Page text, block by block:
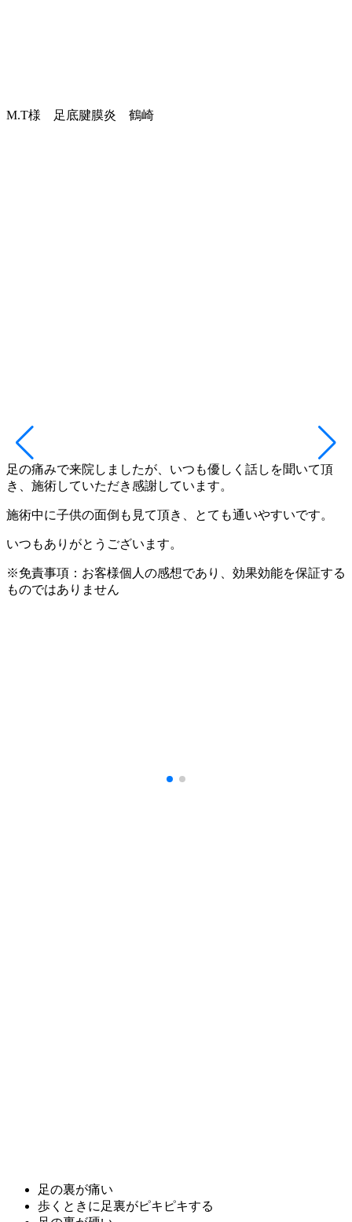
M.T様 足底腱膜炎 鶴崎
足の痛みで来院しましたが、いつも優しく話しを聞いて頂
き、施術していただき感謝しています。
施術中に子供の面倒も見て頂き、とても通いやすいです。
いつもありがとうございます。
※免責事項：お客様個人の感想であり、効果効能を保証する
ものではありません
足の裏が痛い
歩くときに足裏がピキピキする